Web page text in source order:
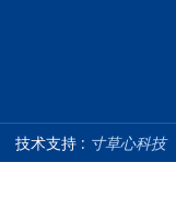
技术支持 : 寸草心科技